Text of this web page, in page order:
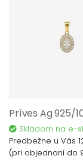
Skladom na e-
Predbežne u Vás
(pri objednaní do